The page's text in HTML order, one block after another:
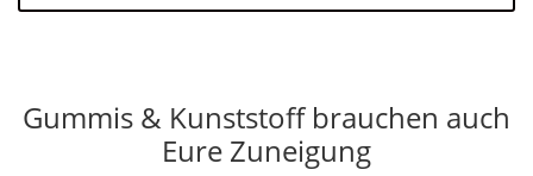
Gummis & Kunststoff brauchen auch
Eure Zuneigung